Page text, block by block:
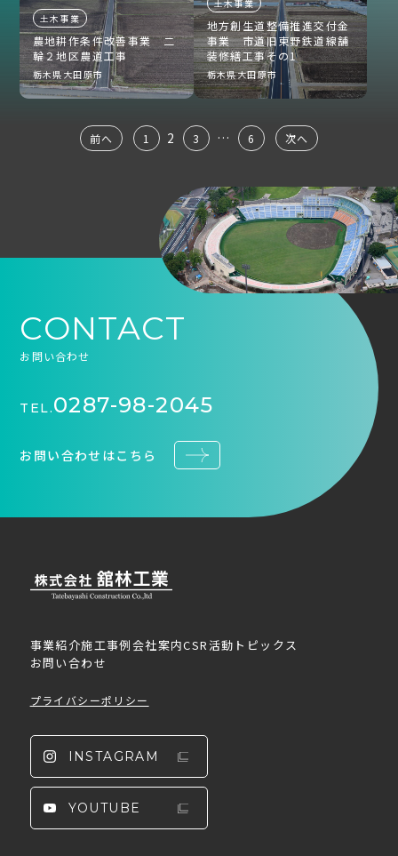
土木事業
農地耕作条件改善事業 二
輪２地区農道工事
栃木県大田原市
土木事業
地方創生道整備推進交付金
事業 市道旧東野鉄道線舗
装修繕工事その1
栃木県大田原市
前へ 1 2 3 … 6 次へ
CONTACT
お問い合わせ
TEL.0287-98-2045
お問い合わせはこちら
事業紹介施工事例会社案内CSR活動 トピックス
お問い合わせ
プライバシーポリシー
INSTAGRAM
YOUTUBE